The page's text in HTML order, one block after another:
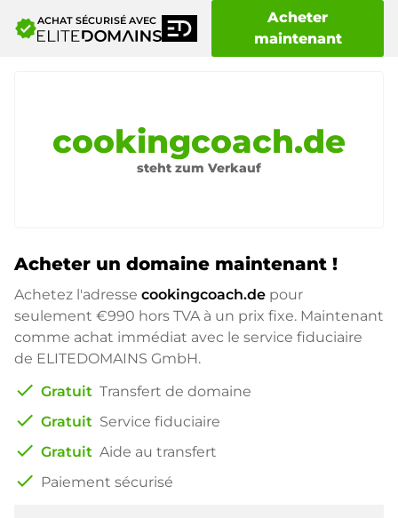
verifiedACHAT SÉCURISÉ AVEC
Acheter
maintenant
cookingcoach.de
steht zum Verkauf
Acheter un domaine maintenant !
Achetez l'adresse cookingcoach.de pour
seulement €990 hors TVA à un prix fixe. Maintenant
comme achat immédiat avec le service fiduciaire
de ELITEDOMAINS GmbH.
check Gratuit Transfert de domaine
check Gratuit Service fiduciaire
check Gratuit Aide au transfert
check Paiement sécurisé